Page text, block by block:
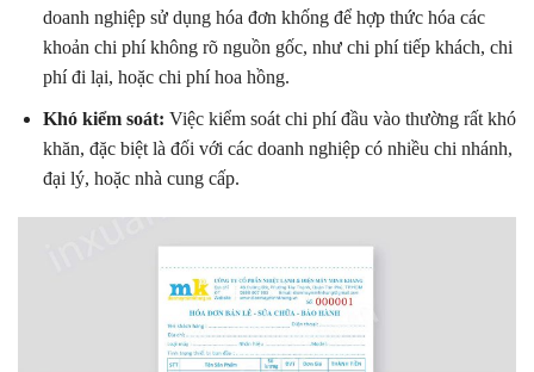
doanh nghiệp sử dụng hóa đơn khống để hợp thức hóa các
khoản chi phí không rõ nguồn gốc, như chi phí tiếp khách, chi
phí đi lại, hoặc chi phí hoa hồng.
Khó kiểm soát: Việc kiểm soát chi phí đầu vào thường rất khó
khăn, đặc biệt là đối với các doanh nghiệp có nhiều chi nhánh,
đại lý, hoặc nhà cung cấp.